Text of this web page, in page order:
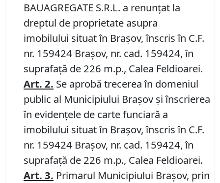
BAUAGREGATE S.R.L. a renunțat la
dreptul de proprietate asupra
imobilului situat în Braşov, înscris în C.F.
nr. 159424 Brașov, nr. cad. 159424, în
suprafață de 226 m.p., Calea Feldioarei.
Art. 2. Se aprobă trecerea în domeniul
public al Municipiului Braşov şi înscrierea
în evidenţele de carte funciară a
imobilului situat în Braşov, înscris în C.F.
nr. 159424 Brașov, nr. cad. 159424, în
suprafață de 226 m.p., Calea Feldioarei.
Art. 3. Primarul Municipiului Braşov, prin